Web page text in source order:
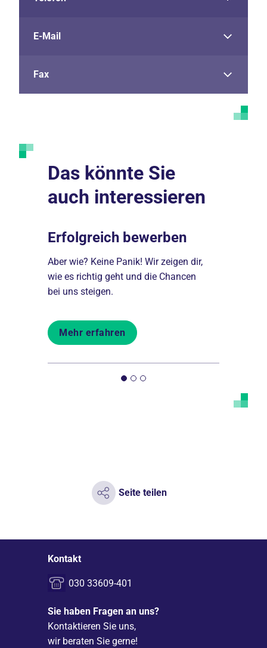
E-Mail
Fax
Das könnte Sie
auch interessieren
Erfolgreich bewerben
Aber wie? Keine Panik! Wir zeigen dir,
wie es richtig geht und die Chancen
bei uns steigen.
Mehr erfahren
Seite teilen
Kontakt
030 33609-401
Sie haben Fragen an uns?
Kontaktieren Sie uns,
wir beraten Sie gerne!